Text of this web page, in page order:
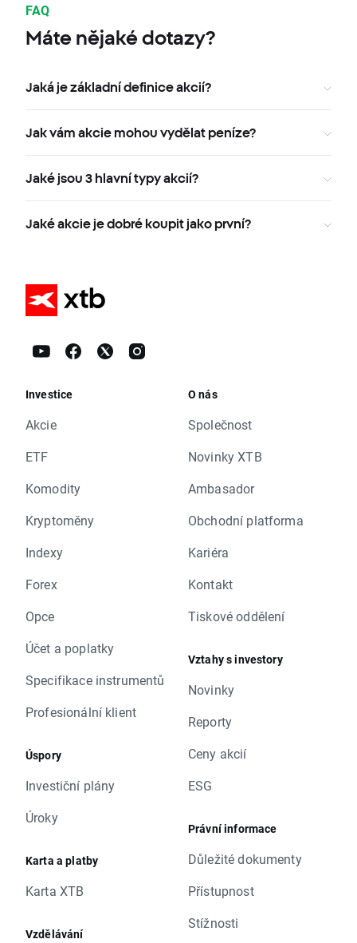
FAQ
Máte nějaké dotazy?
Jaká je základní definice akcií?
Jak vám akcie mohou vydělat peníze?
Jaké jsou 3 hlavní typy akcií?
Jaké akcie je dobré koupit jako první?
Investice
Akcie
ETF
Komodity
Kryptoměny
Indexy
Forex
Opce
Účet a poplatky
Specifikace instrumentů
Profesionální klient
Úspory
Investiční plány
Úroky
Karta a platby
Karta XTB
Vzdělávání
O nás
Společnost
Novinky XTB
Ambasador
Obchodní platforma
Kariéra
Kontakt
Tiskové oddělení
Vztahy s investory
Novinky
Reporty
Ceny akcií
ESG
Právní informace
Důležité dokumenty
Přístupnost
Stížnosti